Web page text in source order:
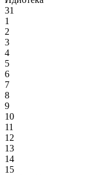
31
1
2
3
4
5
6
7
8
9
10
11
12
13
14
15